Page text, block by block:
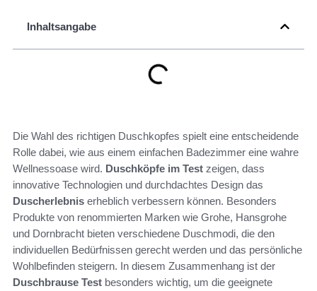
Inhaltsangabe
Die Wahl des richtigen Duschkopfes spielt eine entscheidende
Rolle dabei, wie aus einem einfachen Badezimmer eine wahre
Wellnessoase wird. Duschköpfe im Test zeigen, dass
innovative Technologien und durchdachtes Design das
Duscherlebnis erheblich verbessern können. Besonders
Produkte von renommierten Marken wie Grohe, Hansgrohe
und Dornbracht bieten verschiedene Duschmodi, die den
individuellen Bedürfnissen gerecht werden und das persönliche
Wohlbefinden steigern. In diesem Zusammenhang ist der
Duschbrause Test besonders wichtig, um die geeignete